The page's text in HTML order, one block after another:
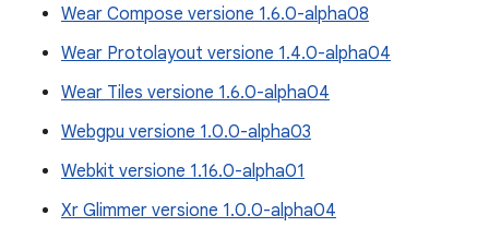
Wear Compose versione 1.6.0-alpha08
Wear Protolayout versione 1.4.0-alpha04
Wear Tiles versione 1.6.0-alpha04
Webgpu versione 1.0.0-alpha03
Webkit versione 1.16.0-alpha01
Xr Glimmer versione 1.0.0-alpha04